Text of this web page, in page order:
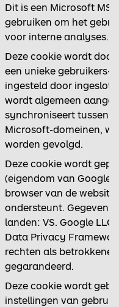
Dit is een Microsoft
gebruiken om het
voor interne analyses.
Deze cookie wordt
een unieke gebruikers-
ingesteld door
wordt algemeen
synchroniseert tussen
Microsoft-domeinen,
worden gevolgd.
Deze cookie wordt
(eigendom van Google)
browser van de
ondersteunt.
landen: VS. Google
Data Privacy
rechten als betrokkene
gegarandeerd.
Deze cookie wordt
instellingen van